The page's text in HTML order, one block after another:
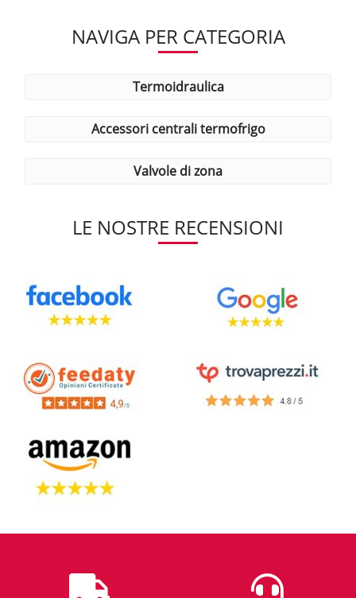
NAVIGA PER CATEGORIA
termoidraulica
accessori centrali termofrigo
valvole di zona
LE NOSTRE RECENSIONI